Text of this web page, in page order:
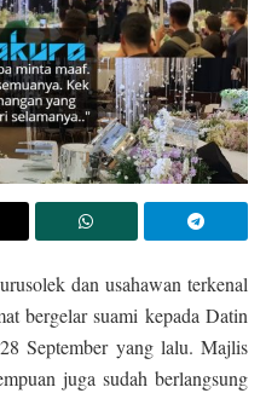
dan usahawan terkenal
bergelar suami kepada Datin
September yang lalu. Majlis
juga sudah berlangsung